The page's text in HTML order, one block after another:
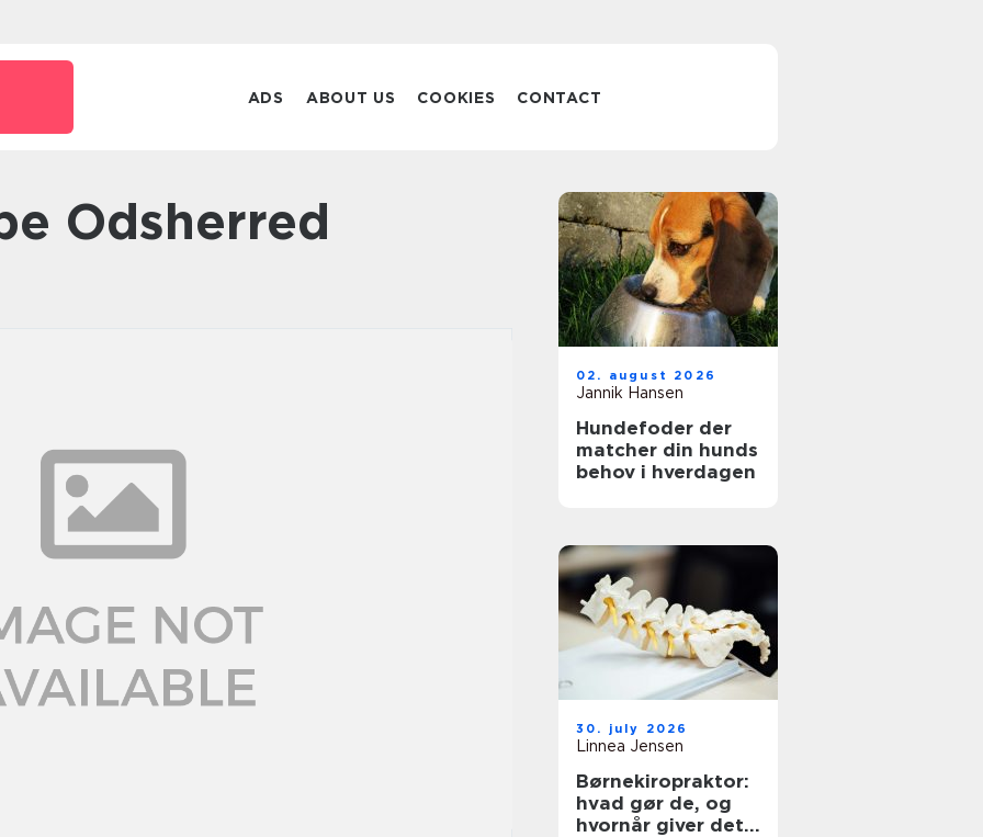
ADS ABOUT US COOKIES CONTACT
Odsherred
02. august 2026
Jannik Hansen
Hundefoder der
matcher din hunds
behov i hverdagen
30. july 2026
Linnea Jensen
Børnekiropraktor:
hvad gør de, og
hvornår giver det